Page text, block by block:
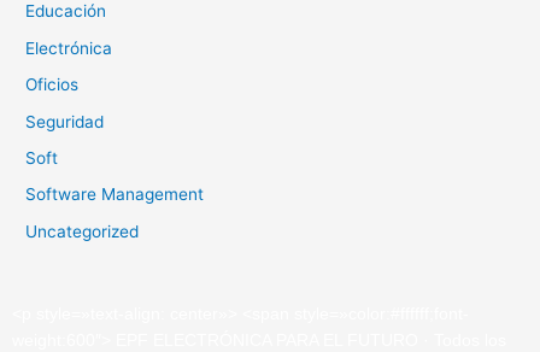
Educación
Electrónica
Oficios
Seguridad
Soft
Software Management
Uncategorized